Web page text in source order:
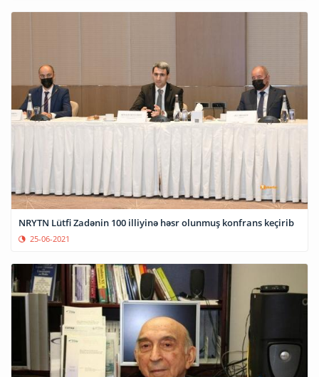
NRYTN Lütfi Zadənin 100 illiyinə həsr olunmuş konfrans keçirib
25-06-2021